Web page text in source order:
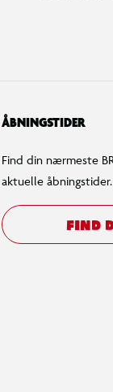
ÅBNINGSTIDER
Find din nærmeste
aktuelle åbningstider.
FIND